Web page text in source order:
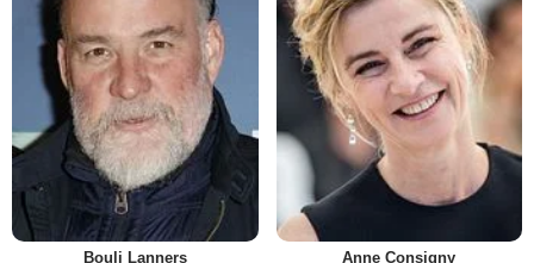
Bouli Lanners Anne Consigny